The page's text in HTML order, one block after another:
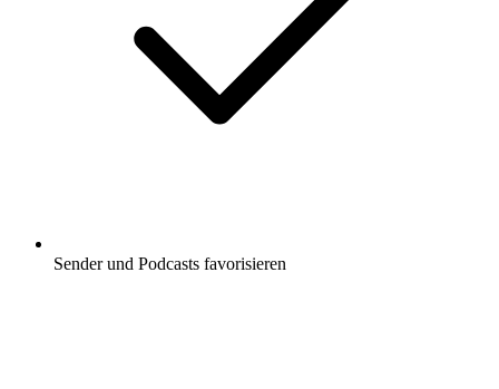
Sender und Podcasts favorisieren